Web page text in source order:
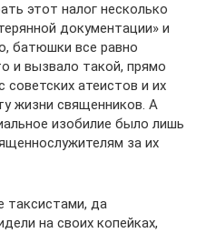
этот налог несколько
документации» и
батюшки все равно
и вызвало такой, прямо
атеистов и их
жизни священников. А
изобилие было лишь
за их
таксистами, да
на своих копейках,